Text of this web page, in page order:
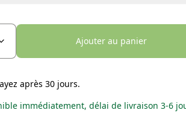
Ajouter au panier
après 30 jours.
immédiatement, délai de livraison 3-6